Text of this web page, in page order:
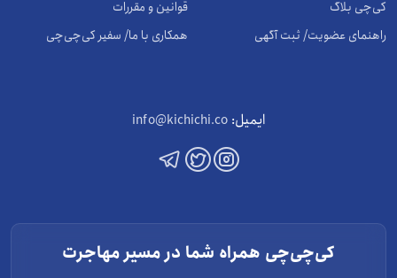
کی‌چی بلاگ
راهنمای عضویت/ ثبت آگهی
قوانین و مقررات
همکاری با ما/ سفیر کی‌چی‌چی
ایمیل: info@kichichi.co
کی‌چی‌چی همراه شما در مسیر مهاجرت